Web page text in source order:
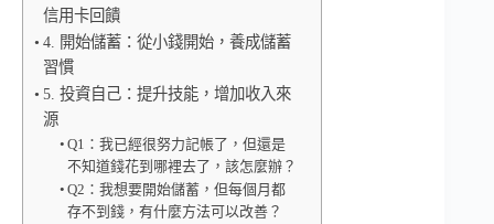
信用卡回饋
4. 開始儲蓄：從小錢開始，養成儲蓄
習慣
5. 投資自己：提升技能，增加收入來
源
Q1：我已經很努力記帳了，但還是
不知道錢花到哪裡去了，該怎麼辦？
Q2：我想要開始儲蓄，但每個月都
存不到錢，有什麼方法可以改善？